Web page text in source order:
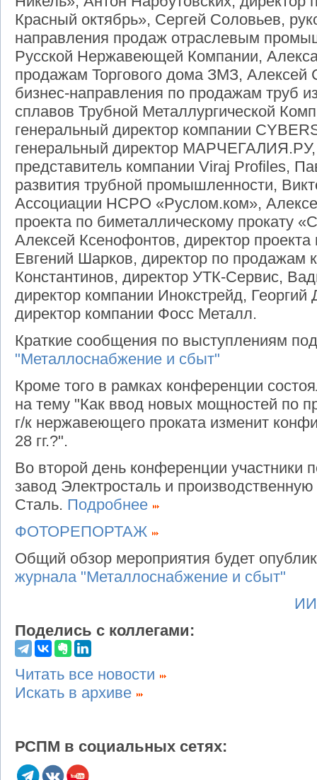
Красный октябрь», Сергей Соловьев,
направления продаж отраслевым
Русской Нержавеющей Компании,
продажам Торгового дома ЗМЗ, Алексей
бизнес-направления по продажам труб
сплавов Трубной Металлургической
генеральный директор компании
генеральный директор
представитель компании Viraj Profiles,
развития трубной промышленности,
Ассоциации НСРО «Руслом.ком»,
проекта по биметаллическому прокату
Алексей Ксенофонтов, директор
Евгений Шарков, директор по продажам
Константинов, директор УТК-Сервис,
директор компании Инокстрейд,
директор компании Фосс Металл.
Краткие сообщения по выступлениям
"Металлоснабжение и сбыт"
Кроме того в рамках конференции
на тему "Как ввод новых мощностей по
г/к нержавеющего проката изменит
28 гг.?".
Во второй день конференции участники
завод Электросталь и
Сталь. Подробнее
ФОТОРЕПОРТАЖ
Общий обзор мероприятия будет
журнала "Металлоснабжение и сбыт"
Поделись с коллегами:
Читать все новости
Искать в архиве
РСПМ в социальных сетях: